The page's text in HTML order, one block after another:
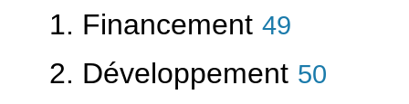
1. Financement 49
2. Développement 50